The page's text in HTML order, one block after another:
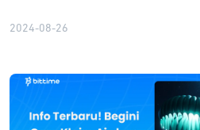
2024-08-26